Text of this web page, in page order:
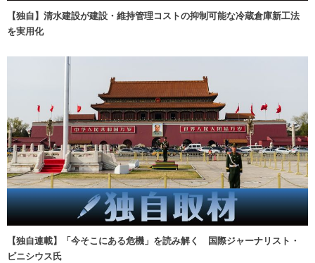
【独自】清水建設が建設・維持管理コストの抑制可能な冷蔵倉庫新工法
を実用化
【独自連載】「今そこにある危機」を読み解く 国際ジャーナリスト・
ビニシウス氏